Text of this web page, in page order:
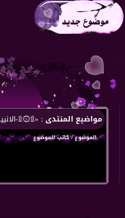
مواضيع المنتدى : «۩۞۩-
الموضوع/كاتب الموضوع